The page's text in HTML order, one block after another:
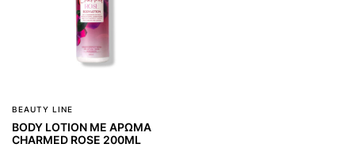
BEAUTY LINE
BODY LOTION ΜΕ ΑΡΩΜΑ
CHARMED ROSE 200ML